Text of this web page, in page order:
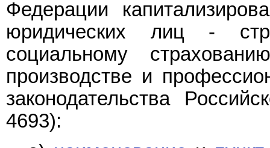
Федерации
юридических лиц -
социальному
производстве и
законодательства
4693):